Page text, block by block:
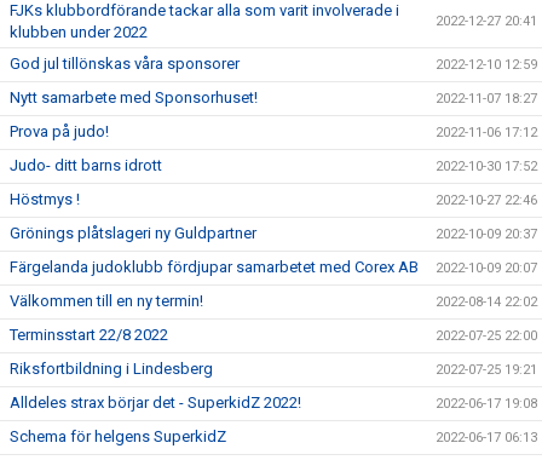
FJKs klubbordförande tackar alla som varit involverade i
klubben under 2022
2022-12-27 20:41
God jul tillönskas våra sponsorer 2022-12-10 12:59
Nytt samarbete med Sponsorhuset! 2022-11-07 18:27
Prova på judo! 2022-11-06 17:12
Judo- ditt barns idrott 2022-10-30 17:52
Höstmys ! 2022-10-27 22:46
Grönings plåtslageri ny Guldpartner 2022-10-09 20:37
Färgelanda judoklubb fördjupar samarbetet med Corex AB 2022-10-09 20:07
Välkommen till en ny termin! 2022-08-14 22:02
Terminsstart 22/8 2022 2022-07-25 22:00
Riksfortbildning i Lindesberg 2022-07-25 19:21
Alldeles strax börjar det - SuperkidZ 2022! 2022-06-17 19:08
Schema för helgens SuperkidZ 2022-06-17 06:13